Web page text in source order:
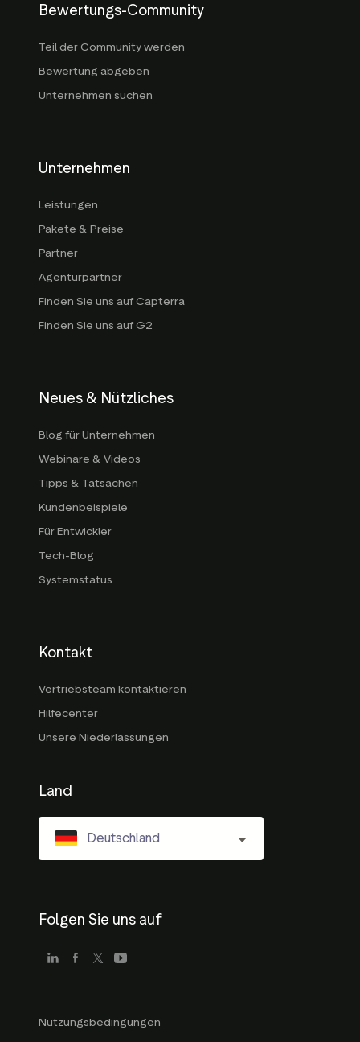
Bewertungs-Community
Teil der Community werden
Bewertung abgeben
Unternehmen suchen
Unternehmen
Leistungen
Pakete & Preise
Partner
Agenturpartner
Finden Sie uns auf Capterra
Finden Sie uns auf G2
Neues & Nützliches
Blog für Unternehmen
Webinare & Videos
Tipps & Tatsachen
Kundenbeispiele
Für Entwickler
Tech-Blog
Systemstatus
Kontakt
Vertriebsteam kontaktieren
Hilfecenter
Unsere Niederlassungen
Land
Deutschland
Folgen Sie uns auf
Nutzungsbedingungen